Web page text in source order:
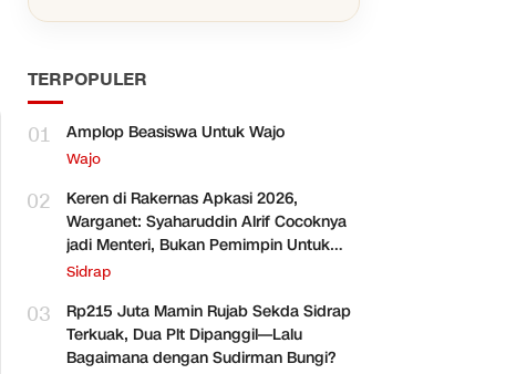
TERPOPULER
01 Amplop Beasiswa Untuk Wajo
Wajo
02
Keren di Rakernas Apkasi 2026,
Warganet: Syaharuddin Alrif Cocoknya
jadi Menteri, Bukan Pemimpin Untuk
Sidrap Saja
Sidrap
03
Rp215 Juta Mamin Rujab Sekda Sidrap
Terkuak, Dua Plt Dipanggil—Lalu
Bagaimana dengan Sudirman Bungi?